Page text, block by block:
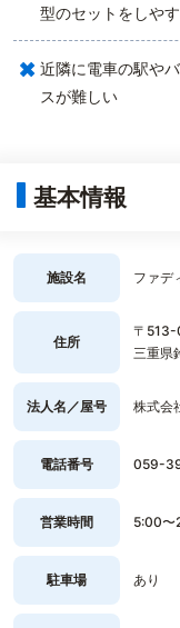
型のセットをしや
× 近隣に電車の駅や
スが難しい
基本情報
施設名 ファデ
住所
〒
三重県
法人名／屋号 株式会
電話番号 059-
営業時間 5:00〜
駐車場 あり